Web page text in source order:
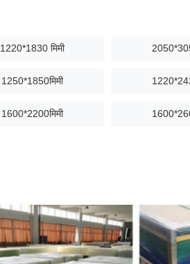
1220*1830 मिमी
1250*1850मिमी
1600*2200मिमी